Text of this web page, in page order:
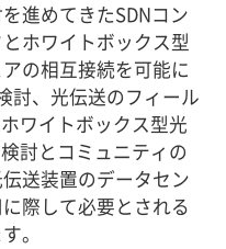
進めてきたSDNコン
ホワイトボックス型
の相互接続を可能に
討、光伝送のフィール
ワイトボックス型光
討とコミュニティの
送装置のデータセン
際して必要とされる
。